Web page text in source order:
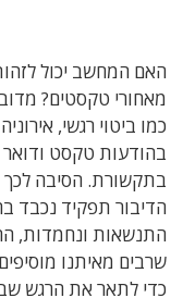
האם המחשב יכול
מאחורי טקסטים?
כמו ביטוי רגשי,
בהודעות טקסט ודואר
בתקשורת. הסיבה
הדיבור תפקיד נכבד
התנשאות ונחמדות,
שרבים מאיתנו
כדי לתאר את הרגש